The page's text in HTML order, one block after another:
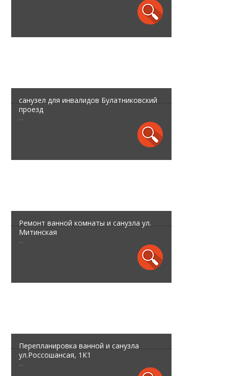
санузел для инвалидов Булатниковский
проезд
...
Ремонт ванной комнаты и санузла ул.
Митинская
...
Перепланировка ванной и санузла
ул.Россошансая, 1К1
...